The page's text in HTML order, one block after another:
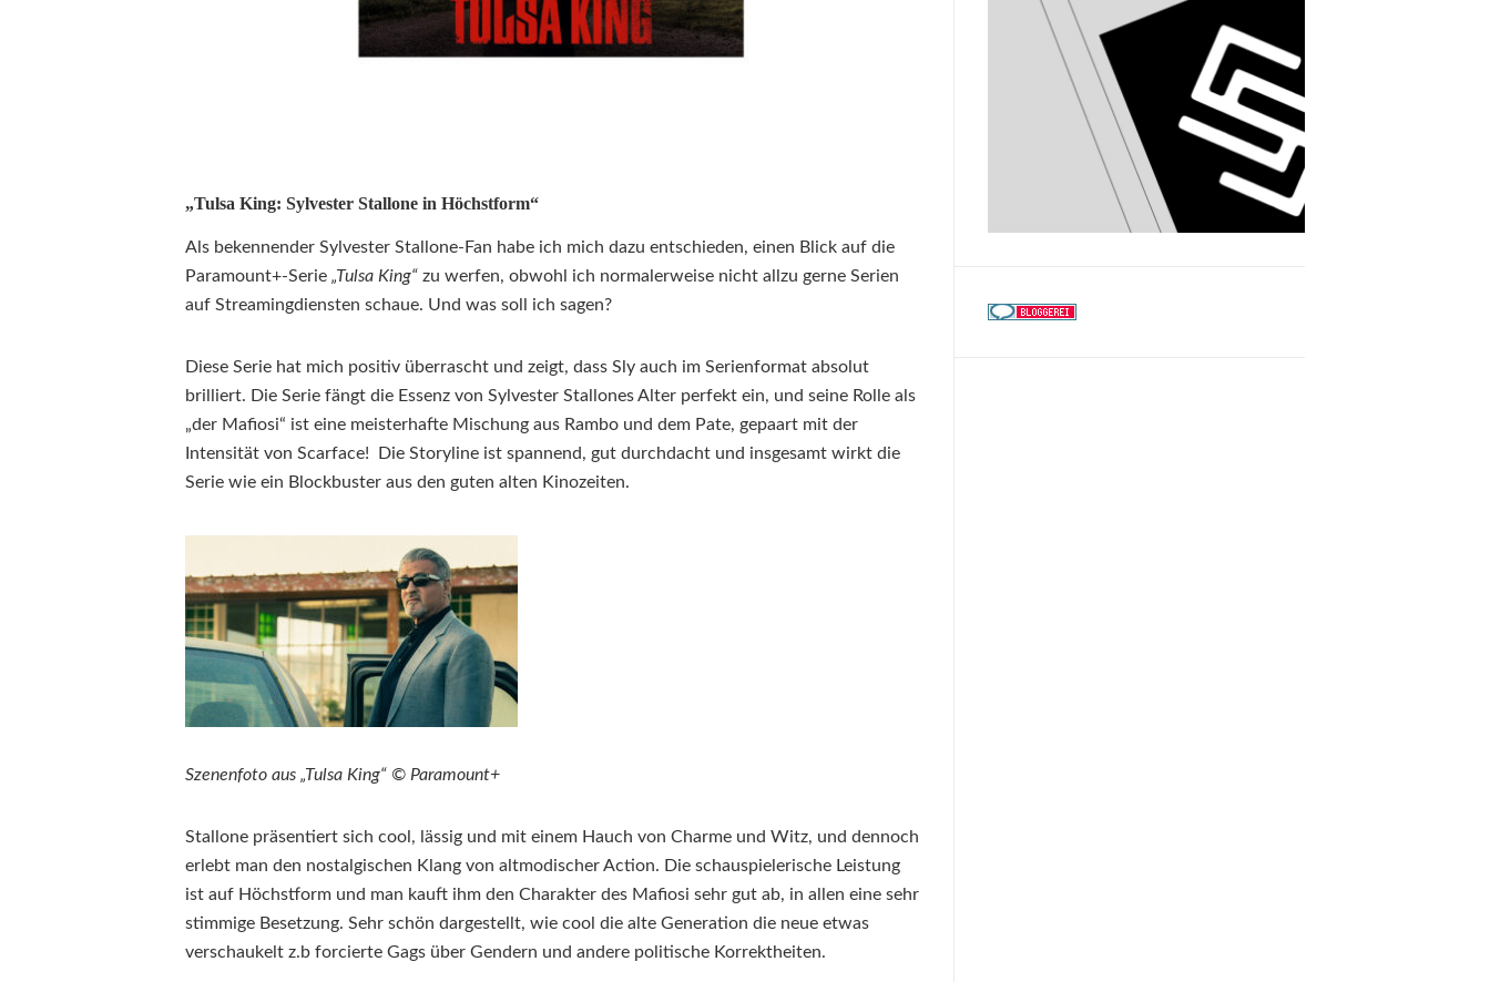
„Tulsa King: Sylvester Stallone in Höchstform“
Als bekennender Sylvester Stallone-Fan habe ich mich dazu entschieden, einen Blick auf die
Paramount+-Serie „Tulsa King“ zu werfen, obwohl ich normalerweise nicht allzu gerne Serien
auf Streamingdiensten schaue. Und was soll ich sagen?
Diese Serie hat mich positiv überrascht und zeigt, dass Sly auch im Serienformat absolut
brilliert. Die Serie fängt die Essenz von Sylvester Stallones Alter perfekt ein, und seine Rolle als
„der Mafiosi“ ist eine meisterhafte Mischung aus Rambo und dem Pate, gepaart mit der
Intensität von Scarface! Die Storyline ist spannend, gut durchdacht und insgesamt wirkt die
Serie wie ein Blockbuster aus den guten alten Kinozeiten.
Szenenfoto aus „Tulsa King“ © Paramount+
Stallone präsentiert sich cool, lässig und mit einem Hauch von Charme und Witz, und dennoch
erlebt man den nostalgischen Klang von altmodischer Action. Die schauspielerische Leistung
ist auf Höchstform und man kauft ihm den Charakter des Mafiosi sehr gut ab, in allen eine sehr
stimmige Besetzung. Sehr schön dargestellt, wie cool die alte Generation die neue etwas
verschaukelt z.b forcierte Gags über Gendern und andere politische Korrektheiten.